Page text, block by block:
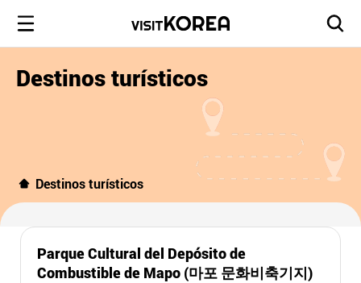
Destinos turísticos
Destinos turísticos
Parque Cultural del Depósito de
Combustible de Mapo (마포 문화비축기지)